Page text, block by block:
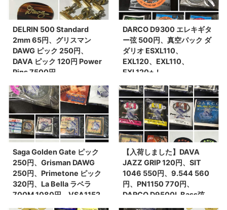
DELRIN 500 Standard
2mm 65円、グリスマン
DAWG ピック 250円、
DAVA ピック 120円 Power
Pins 7500円
DARCO D9300 エレキギタ
ー弦 500円、真空パック ダ
ダリオ ESXL110、
EXL120、EXL110、
EXL120+！
Saga Golden Gate ピック
250円、Grisman DAWG
250円、Primetone ピック
320円、La Bella ラベラ
700M 1080円、VSA1152
【入荷しました】DAVA
JAZZ GRIP 120円、SIT
1046 550円、9.544 560
円、PN1150 770円、
DARCO D9500L Bass弦